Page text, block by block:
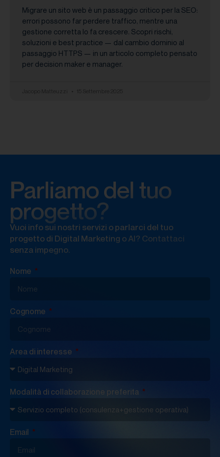
Migrare un sito web è un passaggio critico per la SEO:
errori possono far perdere traffico, mentre una
gestione corretta lo fa crescere. Scopri rischi,
soluzioni e best practice — dal cambio dominio al
passaggio HTTPS — in un articolo completo pensato
per decision maker e manager.
Parliamo del tuo
progetto?
Vuoi info sui nostri servizi o parlarci del tuo
progetto di Digital Marketing o AI? Contattaci
senza impegno.
Nome
Cognome
Area di interesse
Modalità di collaborazione preferita
Email